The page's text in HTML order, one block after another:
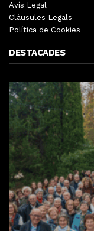
Avís Legal
Clàusules Legals
Política de Cookies
DESTACADES